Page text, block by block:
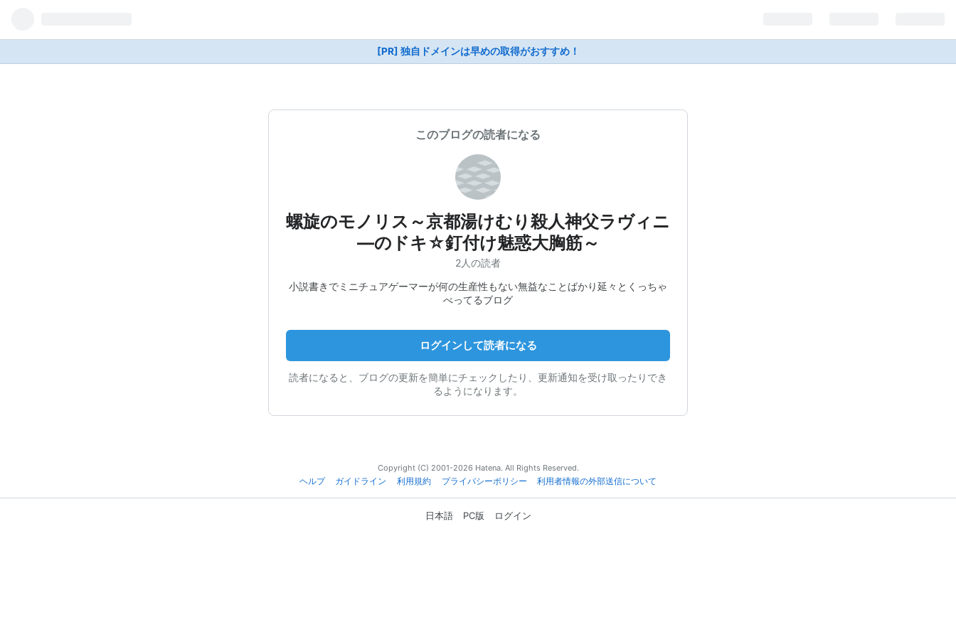
[PR] 独自ドメインは早めの取得がおすすめ！
このブログの読者になる
螺旋のモノリス～京都湯けむり殺人神父ラヴィニ
―のドキ☆釘付け魅惑大胸筋～
2人の読者
小説書きでミニチュアゲーマーが何の生産性もない無益なことばかり延々とくっちゃ
べってるブログ
ログインして読者になる
読者になると、ブログの更新を簡単にチェックしたり、更新通知を受け取ったりでき
るようになります。
Copyright (C) 2001-2026 Hatena. All Rights Reserved.
ヘルプ
ガイドライン 利用規約 プライバシーポリシー 利用者情報の外部送信について
日本語 PC版 ログイン